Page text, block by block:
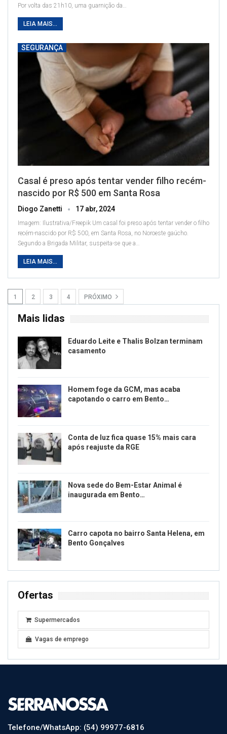
Por volta das 21h10, uma guarnição da…
LEIA MAIS...
SEGURANÇA
Casal é preso após tentar vender filho recém-
nascido por R$ 500 em Santa Rosa
Diogo Zanetti 17 abr, 2024
Imagem: Ilustrativa/Freepik Um casal foi preso após tentar vender o filho
recém-nascido por R$ 500, em Santa Rosa, no Noroeste gaúcho.
Segundo a Brigada Militar, suspeita-se que a…
LEIA MAIS...
1 2 3 4 PRÓXIMO
Mais lidas
Eduardo Leite e Thalis Bolzan terminam
casamento
Homem foge da GCM, mas acaba
capotando o carro em Bento…
Conta de luz fica quase 15% mais cara
após reajuste da RGE
Nova sede do Bem-Estar Animal é
inaugurada em Bento…
Carro capota no bairro Santa Helena, em
Bento Gonçalves
Ofertas
Supermercados
Vagas de emprego
Telefone/WhatsApp: (54) 99977-6816